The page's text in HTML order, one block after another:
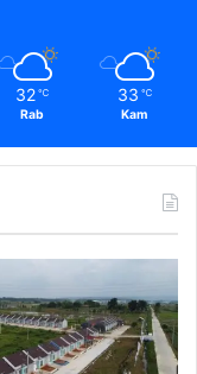
32 ℃
Rab
33 ℃
Kam